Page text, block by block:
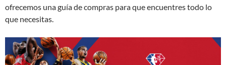
ofrecemos una guía de compras para que encuentres todo lo
que necesitas.